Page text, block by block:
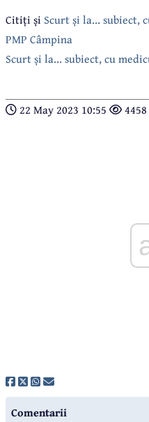
Citiți și Scurt și la... subiect,
PMP Câmpina
Scurt și la... subiect, cu
22 May 2023 10:55
Comentarii